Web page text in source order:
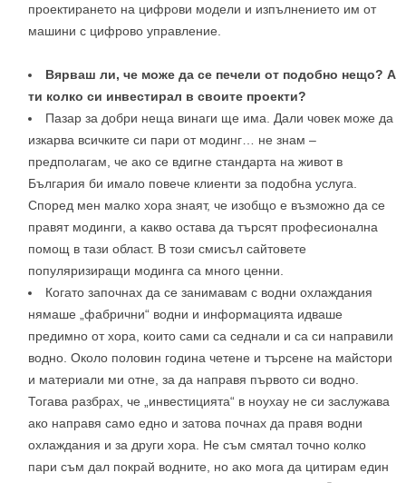
проектирането на цифрови модели и изпълнението им от
машини с цифрово управление.
Вярваш ли, че може да се печели от подобно нещо? А
ти колко си инвестирал в своите проекти?
Пазар за добри неща винаги ще има. Дали човек може да
изкарва всичките си пари от модинг… не знам –
предполагам, че ако се вдигне стандарта на живот в
България би имало повече клиенти за подобна услуга.
Според мен малко хора знаят, че изобщо е възможно да се
правят модинги, а какво остава да търсят професионална
помощ в тази област. В този смисъл сайтовете
популяризиращи модинга са много ценни.
Когато започнах да се занимавам с водни охлаждания
нямаше „фабрични“ водни и информацията идваше
предимно от хора, които сами са седнали и са си направили
водно. Около половин година четене и търсене на майстори
и материали ми отне, за да направя първото си водно.
Тогава разбрах, че „инвестицията“ в ноухау не си заслужава
ако направя само едно и затова почнах да правя водни
охлаждания и за други хора. Не съм смятал точно колко
пари съм дал покрай водните, но ако мога да цитирам един